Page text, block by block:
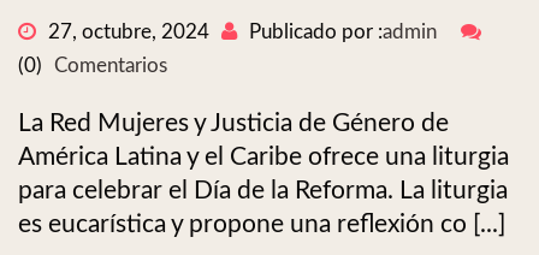
27, octubre, 2024 Publicado por :admin
(0)
Comentarios
La Red Mujeres y Justicia de Género de
América Latina y el Caribe ofrece una liturgia
para celebrar el Día de la Reforma. La liturgia
es eucarística y propone una reflexión co [...]